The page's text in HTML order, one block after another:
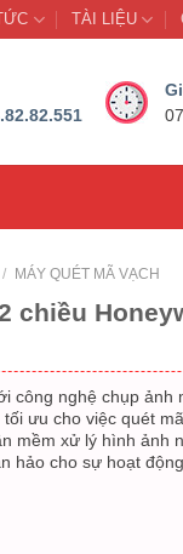
TÀI LIỆU
/ MÁY QUÉT MÃ VẠCH
chiều
công nghệ chụp ảnh
ưu cho việc quét
mềm xử lý hình ảnh
hảo cho sự hoạt